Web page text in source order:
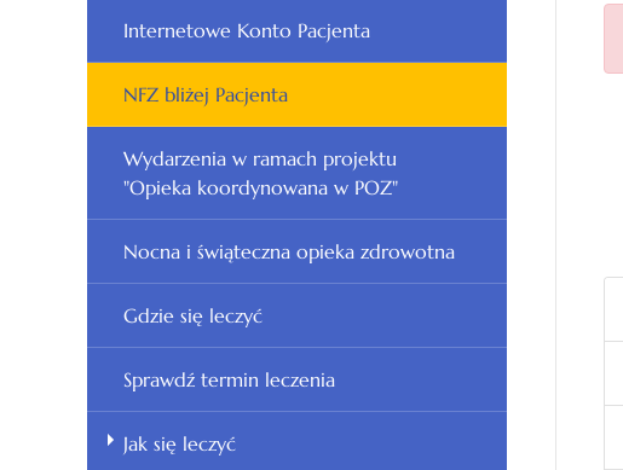
Internetowe Konto Pacjenta
NFZ bliżej Pacjenta
Wydarzenia w ramach projektu
"Opieka koordynowana w POZ"
Nocna i świąteczna opieka zdrowotna
Gdzie się leczyć
Sprawdź termin leczenia
Jak się leczyć